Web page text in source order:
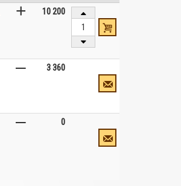
+ 10 200
– 3 360
– 0